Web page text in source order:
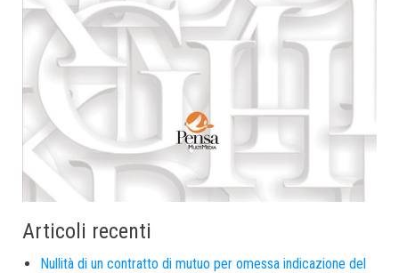
Articoli recenti
Nullità di un contratto di mutuo per omessa indicazione del